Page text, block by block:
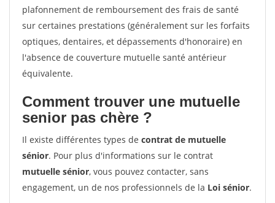
plafonnement de remboursement des frais de santé
sur certaines prestations (généralement sur les forfaits
optiques, dentaires, et dépassements d'honoraire) en
l'absence de couverture mutuelle santé antérieur
équivalente.
Comment trouver une mutuelle
senior pas chère ?
Il existe différentes types de contrat de mutuelle
sénior. Pour plus d'informations sur le contrat
mutuelle sénior, vous pouvez contacter, sans
engagement, un de nos professionnels de la Loi sénior.